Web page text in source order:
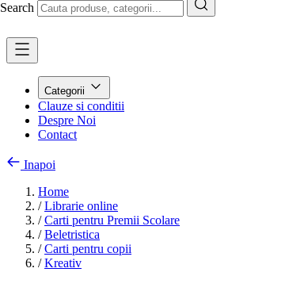
Search
Categorii
Clauze si conditii
Despre Noi
Contact
Inapoi
Home
/ Librarie online
/ Carti pentru Premii Scolare
/ Beletristica
/ Carti pentru copii
/ Kreativ